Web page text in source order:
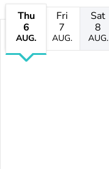
Thu
6
AUG.
Fri
7
AUG.
Sat
8
AUG.